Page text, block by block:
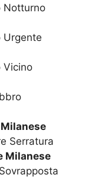
Notturno
Urgente
Vicino
Serratura
Milanese